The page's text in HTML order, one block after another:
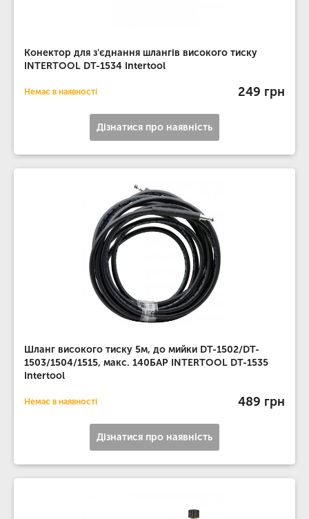
Конектор для з'єднання шлангів високого тиску
INTERTOOL DT-1534 Intertool
Немає в наявності 249 грн
Дізнатися про наявність
Шланг високого тиску 5м, до мийки DT-1502/DT-
1503/1504/1515, макс. 140БАР INTERTOOL DT-1535
Intertool
Немає в наявності 489 грн
Дізнатися про наявність